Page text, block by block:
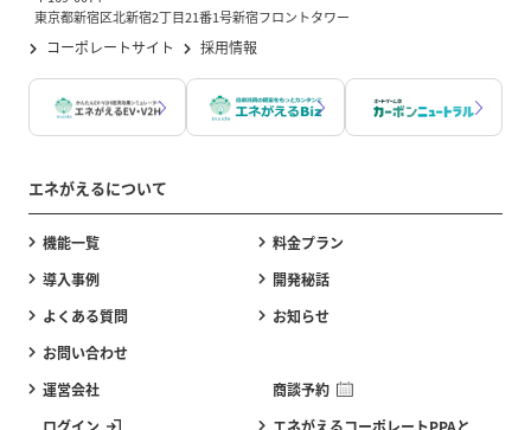
東京都新宿区北新宿2丁目21番1号新宿フロントタワー
コーポレートサイト 採用情報
エネがえるについて
機能一覧
料金プラン
導入事例
開発秘話
よくある質問
お知らせ
お問い合わせ
運営会社
商談予約